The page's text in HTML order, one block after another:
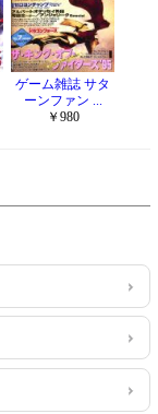
ゲーム雑誌 サタ
ーンファン ...
￥980